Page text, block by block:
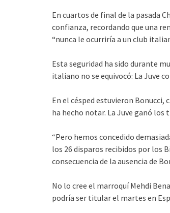
En cuartos de final de la pasada
confianza, recordando que una
“nunca le ocurriría a un club
Esta seguridad ha sido durante
italiano no se equivocó: La Juve
En el césped estuvieron Bonucci,
ha hecho notar. La Juve ganó
“Pero hemos concedido
los 26 disparos recibidos por los
consecuencia de la ausencia de
No lo cree el marroquí Mehdi
podría ser titular el martes en